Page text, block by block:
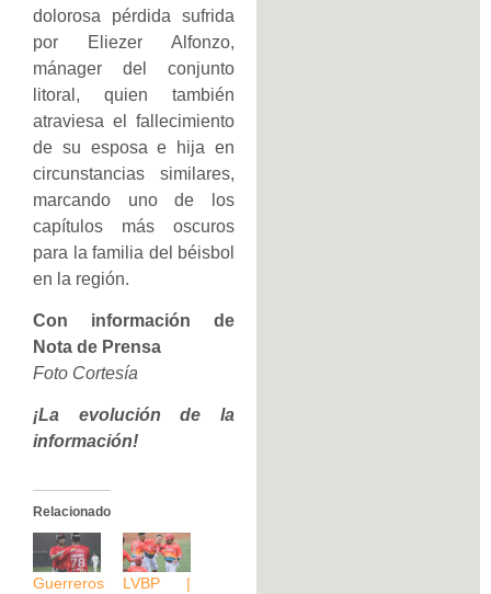
dolorosa pérdida sufrida
por Eliezer Alfonzo,
mánager del conjunto
litoral, quien también
atraviesa el fallecimiento
de su esposa e hija en
circunstancias similares,
marcando uno de los
capítulos más oscuros
para la familia del béisbol
en la región.
Con información de
Nota de Prensa
Foto Cortesía
¡La evolución de la
información!
Relacionado
Guerreros
LVBP |